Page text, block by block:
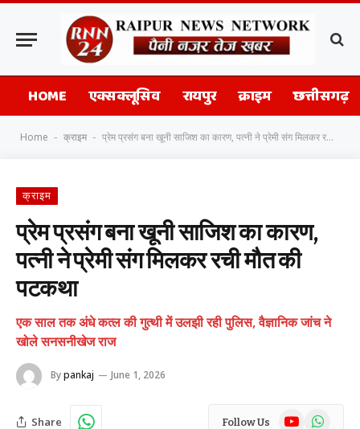
HOME एक्सक्लूसिव रायपुर क्राइम छत्तीसगढ़
Home - क्राइम - प्रेम प्रसंग बना खूनी साजिश का कारण, पत्नी ने प्रेमी संग मिलकर रची मौत की पटकथा
क्राइम
प्रेम प्रसंग बना खूनी साजिश का कारण,
पत्नी ने प्रेमी संग मिलकर रची मौत की
पटकथा
एक साल तक अंधे कत्ल की गुत्थी में उलझी रही पुलिस, वैज्ञानिक जांच ने
खोले सनसनीखेज राज
Bypankaj June 1, 2026
Share Follow Us YouTubeWhatsApp